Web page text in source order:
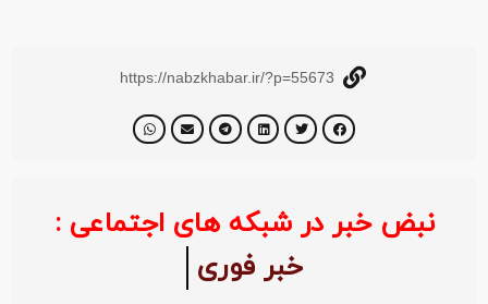
https://nabzkhabar.ir/?p=55673
نبض خبر در شبکه های اجتماعی :
خبر فوری